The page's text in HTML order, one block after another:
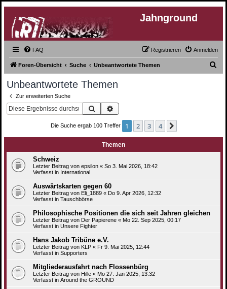
Jahnground
FAQ Anmelden
Registrieren
Foren-Übersicht Suche Unbeantwortete Themen
Unbeantwortete Themen
Zur erweiterten Suche
Suche
Die Suche ergab 100 Treffer 1 2 3 4
Themen
Schweiz
Letzter Beitrag von epsilon « So 3. Mai 2026, 18:42
Verfasst in International
Auswärtskarten gegen 60
Letzter Beitrag von Eli_1889 « Do 9. Apr 2026, 12:32
Verfasst in Tauschbörse
Philosophische Positionen die sich seit Jahren gleichen
Letzter Beitrag von Der Papierene « Mo 22. Sep 2025, 00:17
Verfasst in Unsere Fighter
Hans Jakob Tribüne e.V.
Letzter Beitrag von KLP « Fr 9. Mai 2025, 12:44
Verfasst in Supporters
Mitgliederausfahrt nach Flossenbürg
Letzter Beitrag von Hille « Mo 27. Jan 2025, 13:32
Verfasst in Around the GROUND